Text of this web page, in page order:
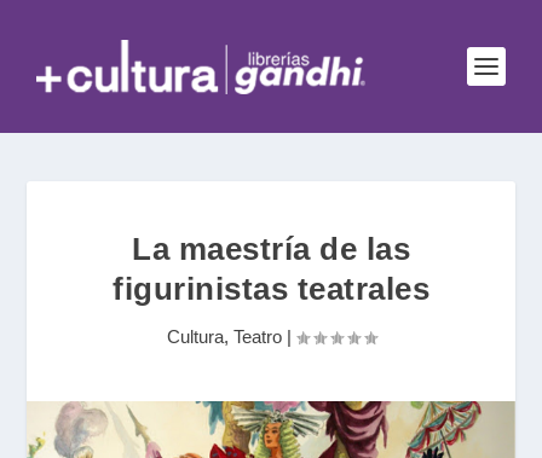
La maestría de las
figurinistas teatrales
Cultura, Teatro|